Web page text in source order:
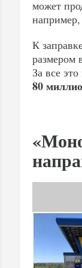
может
К
размером
За все
80